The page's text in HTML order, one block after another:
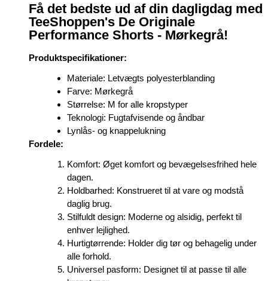
Få det bedste ud af din dagligdag med
TeeShoppen's De Originale
Performance Shorts - Mørkegrå!
Produktspecifikationer:
Materiale: Letvægts polyesterblanding
Farve: Mørkegrå
Størrelse: M for alle kropstyper
Teknologi: Fugtafvisende og åndbar
Lynlås- og knappelukning
Fordele:
Komfort: Øget komfort og bevægelsesfrihed hele
dagen.
Holdbarhed: Konstrueret til at vare og modstå
daglig brug.
Stilfuldt design: Moderne og alsidig, perfekt til
enhver lejlighed.
Hurtigtørrende: Holder dig tør og behagelig under
alle forhold.
Universel pasform: Designet til at passe til alle